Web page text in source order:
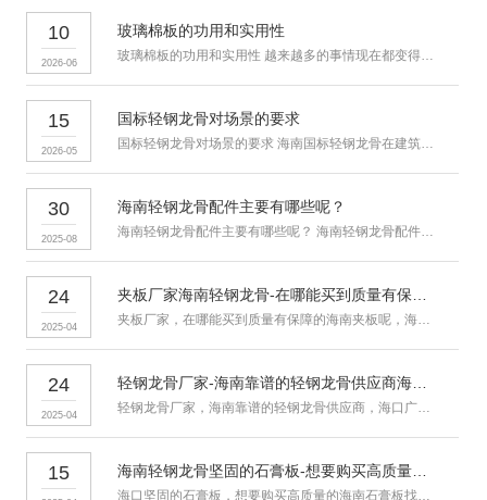
10
2026-06
玻璃棉板的功用和实用性
玻璃棉板的功用和实用性 越来越多的事情现在都变得比之前容易处理
15
2026-05
国标轻钢龙骨对场景的要求
国标轻钢龙骨对场景的要求 海南国标轻钢龙骨在建筑装修领域应用广
30
2025-08
海南轻钢龙骨配件主要有哪些呢？
海南轻钢龙骨配件主要有哪些呢？ 海南轻钢龙骨配件主要有哪些呢
24
2025-04 夹板厂家，在哪能买到质量有保障的海南夹板呢，海口广恒昇建材有限
24
2025-04
轻钢龙骨厂家-海南靠谱的轻钢龙骨供应商海口广恒昇建材有限公司
轻钢龙骨厂家，海南靠谱的轻钢龙骨供应商，海口广恒昇建材有限公司
15 海南轻钢龙骨坚固的石膏板-想要购买高质量的海南石膏板找哪家
海口坚固的石膏板，想要购买高质量的海南石膏板找哪家，翔龙鸿图是集